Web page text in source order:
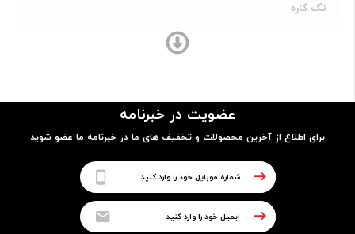
تک کاره
A4
تک کاره (لیزری)
عضویت در خبرنامه
برای اطلاع از آخرین محصولات و تخفیف های ما در خبرنامه ما عضو شوید